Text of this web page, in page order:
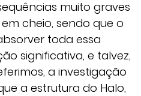
muito graves
cheio, sendo que o
toda essa
significativa, e talvez,
a investigação
a estrutura do Halo,